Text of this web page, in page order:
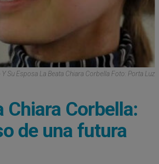
Su Esposa La Beata Chiara Corbella Foto: Porta Luz
Corbella:
de una futura